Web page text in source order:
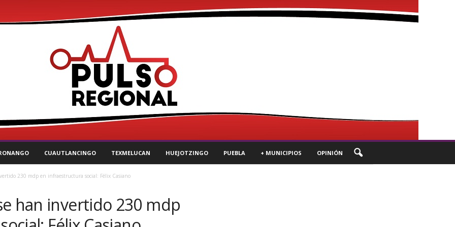
CUAUTLANCINGO TEXMELUCAN HUEJOTZINGO PUEBLA + MUNICIPIOS OPINIÓN
230 mdp en infraestructura social: Félix Casiano
han invertido 230 mdp